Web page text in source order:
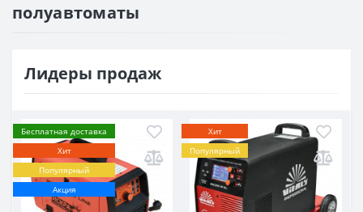
полуавтоматы
Лидеры продаж
Бесплатная доставка
Хит
Популярный
Акция
Хит
Популярный